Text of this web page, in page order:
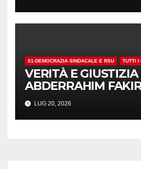
01-DEMOCRAZIA SINDACALE E RSU TUTTI I
VERITÀ E GIUSTIZIA
ABDERRAHIM
LUG 20, 2026